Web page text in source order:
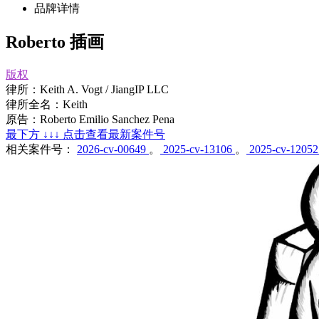
品牌详情
Roberto 插画
版权
律所：Keith A. Vogt / JiangIP LLC
律所全名：Keith
原告：Roberto Emilio Sanchez Pena
最下方 ↓↓↓ 点击查看最新案件号
相关案件号： 2026-cv-00649 。 2025-cv-13106 。 2025-cv-